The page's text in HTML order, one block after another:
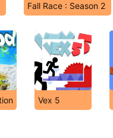
Fall Race : Season 2
Vex 5